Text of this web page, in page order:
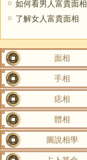
如何看男人富貴面相
了解女人富貴面相
面相
手相
痣相
體相
圖說相學